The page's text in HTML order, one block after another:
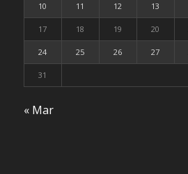
10 11 12 13
17 18 19 20
24 25 26 27
31
« Mar